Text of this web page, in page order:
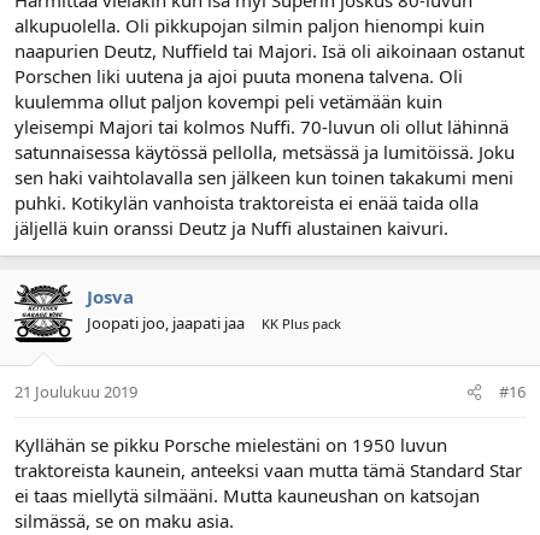
alkupuolella. Oli pikkupojan silmin paljon hienompi kuin
naapurien Deutz, Nuffield tai Majori. Isä oli aikoinaan ostanut
Porschen liki uutena ja ajoi puuta monena talvena. Oli
kuulemma ollut paljon kovempi peli vetämään kuin
yleisempi Majori tai kolmos Nuffi. 70-luvun oli ollut lähinnä
satunnaisessa käytössä pellolla, metsässä ja lumitöissä. Joku
sen haki vaihtolavalla sen jälkeen kun toinen takakumi meni
puhki. Kotikylän vanhoista traktoreista ei enää taida olla
jäljellä kuin oranssi Deutz ja Nuffi alustainen kaivuri.
Josva
Joopati joo, jaapati jaa KK Plus pack
21 Joulukuu 2019 #16
Kyllähän se pikku Porsche mielestäni on 1950 luvun
traktoreista kaunein, anteeksi vaan mutta tämä Standard Star
ei taas miellytä silmääni. Mutta kauneushan on katsojan
silmässä, se on maku asia.